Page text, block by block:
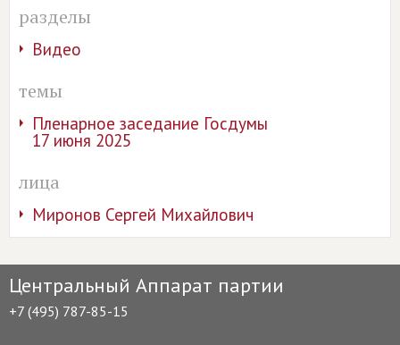
разделы
Видео
темы
Пленарное заседание Госдумы
17 июня 2025
лица
Миронов Сергей Михайлович
Центральный Аппарат партии
+7 (495) 787-85-15